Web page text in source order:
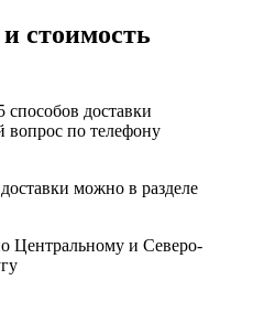
стоимость
доставки
вопрос по телефону
можно в разделе
Центральному и Северо-